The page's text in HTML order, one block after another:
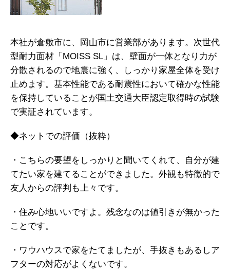
本社が倉敷市に、岡山市に営業部があります。次世代
型耐力面材「MOISS SL」は、壁面が一体となり力が
分散されるので地震に強く、しっかり家屋全体を受け
止めます。基本性能である耐震性において確かな性能
を保持していることが国土交通大臣認定取得時の試験
で実証されています。
◆ネットでの評価（抜粋）
・こちらの要望をしっかりと聞いてくれて、自分が建
てたい家を建てることができました。外観も特徴的で
友人からの評判も上々です。
・住み心地いいですよ。残念なのは値引きが無かった
ことです。
・ワウハウスで家をたてましたが、手抜きもあるしア
フターの対応がよくないです。